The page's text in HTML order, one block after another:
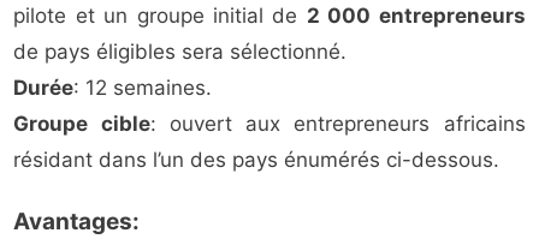
pilote et un groupe initial de 2 000 entrepreneurs
de pays éligibles sera sélectionné.
Durée: 12 semaines.
Groupe cible: ouvert aux entrepreneurs africains
résidant dans l’un des pays énumérés ci-dessous.
Avantages: